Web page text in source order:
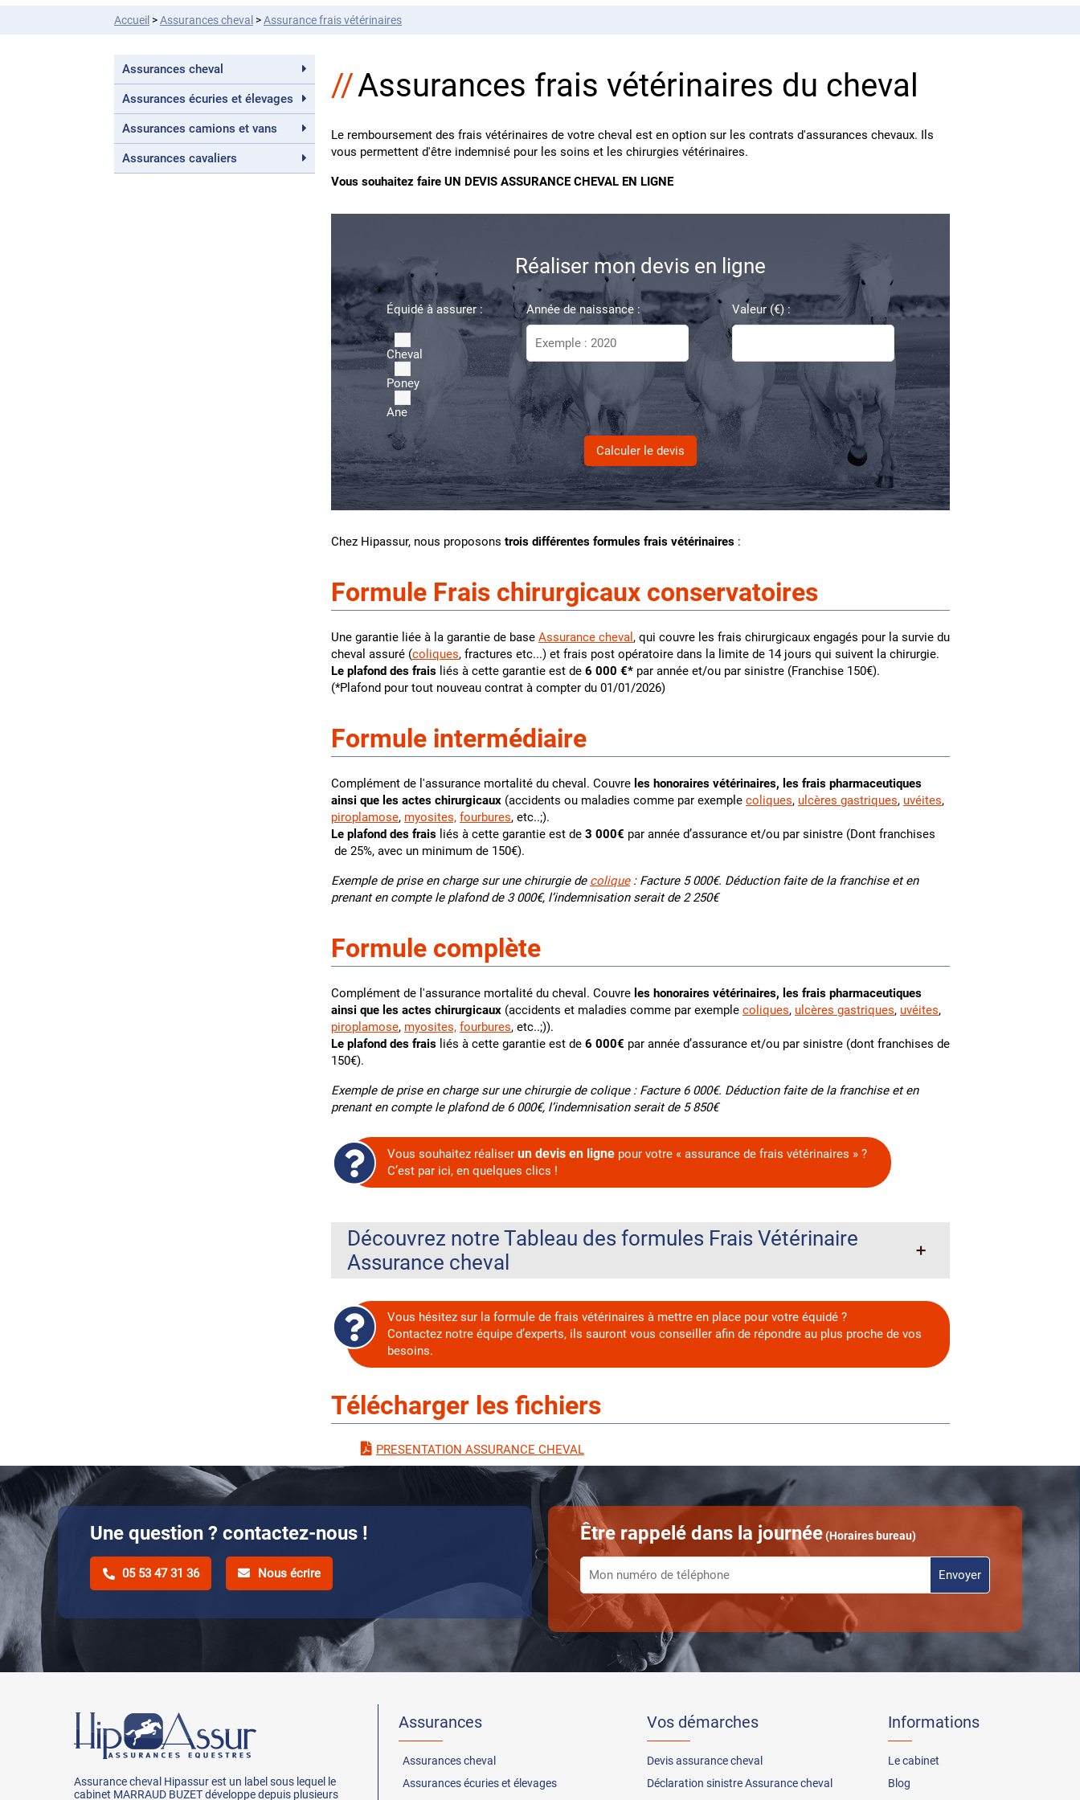
Accueil >Assurancescheval >Assurance frais vétérinaires
Assurances cheval
Assurances écuries et élevages
Assurances camions et vans
Assurances cavaliers
Assurances frais vétérinaires du cheval
Le remboursement des frais vétérinaires de votre cheval est en option sur les contrats d'assurances chevaux. Ils
vous permettent d'être indemnisé pour les soins et les chirurgies vétérinaires.
Vous souhaitez faire UN DEVIS ASSURANCE CHEVAL EN LIGNE
Réaliser mon devis en ligne
Équidé à assurer :
Cheval
Poney
Ane
Année de naissance : Valeur (€) :
Chez Hipassur, nous proposons trois différentes formules frais vétérinaires :
Formule Frais chirurgicaux conservatoires
Une garantie liée à la garantie de base Assurance cheval , qui couvre les frais chirurgicaux engagés pour la survie du
cheval assuré (coliques, fractures etc...) et frais post opératoire dans la limite de 14 jours qui suivent la chirurgie.
Le plafond des frais liés à cette garantie est de 6 000 €* par année et/ou par sinistre (Franchise 150€).
(*Plafond pour tout nouveau contrat à compter du 01/01/2026)
Formule intermédiaire
Complément de l'assurance mortalité du cheval. Couvre les honoraires vétérinaires, les frais pharmaceutiques
ainsi que les actes chirurgicaux (accidents ou maladies comme par exemple coliques, ulcères gastriques, uvéites,
piroplamose, myosites, fourbures, etc..;).
Le plafond des frais liés à cette garantie est de 3 000€ par année d’assurance et/ou par sinistre (Dont franchises
de 25%, avec un minimum de 150€).
Exemple de prise en charge sur une chirurgie de colique: Facture 5 000€. Déduction faite de la franchise et en
prenant en compte le plafond de 3 000€, l’indemnisation serait de 2 250€
Formule complète
Complément de l'assurance mortalité du cheval. Couvre les honoraires vétérinaires, les frais pharmaceutiques
ainsi que les actes chirurgicaux (accidents et maladies comme par exemple coliques, ulcères gastriques, uvéites,
piroplamose, myosites, fourbures, etc..;)).
Le plafond des frais liés à cette garantie est de 6 000€ par année d’assurance et/ou par sinistre (dont franchises de
150€).
Exemple de prise en charge sur une chirurgie de colique : Facture 6 000€. Déduction faite de la franchise et en
prenant en compte le plafond de 6 000€, l’indemnisation serait de 5 850€
Vous souhaitez réaliser un devis en ligne pour votre « assurance de frais vétérinaires » ?
C’est par ici, en quelques clics !
Découvrez notre Tableau des formules Frais Vétérinaire
Assurance cheval
Vous hésitez sur la formule de frais vétérinaires à mettre en place pour votre équidé ?
Contactez notre équipe d’experts, ils sauront vous conseiller afin de répondre au plus proche de vos
besoins.
Télécharger les fichiers
PRESENTATION ASSURANCE CHEVAL
Une question ? contactez-nous !
05 53 47 31 36 Nous écrire
Être rappelé dans la journée(Horaires bureau)
Assurance cheval Hipassur est un label sous lequel le
cabinet MARRAUD BUZET développe depuis plusieurs
Assurances
Assurances cheval
Assurances écuries et élevages
Vos démarches
Devis assurance cheval
Déclaration sinistre Assurance cheval
Informations
Le cabinet
Blog